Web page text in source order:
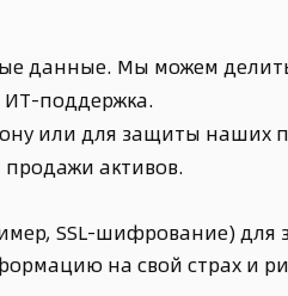
данные. Мы можем
ИТ-поддержка.
или для защиты наших
активов.
SSL-шифрование)
на свой страх и